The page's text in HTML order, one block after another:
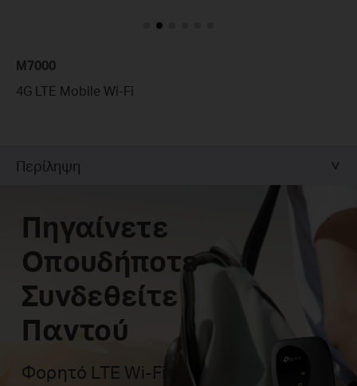
M7000
4G LTE Mobile Wi-Fi
Περίληψη
Πηγαίνετε
Οπουδήποτε
Συνδεθείτε
Παντού
Φορητό LTE Wi-Fi